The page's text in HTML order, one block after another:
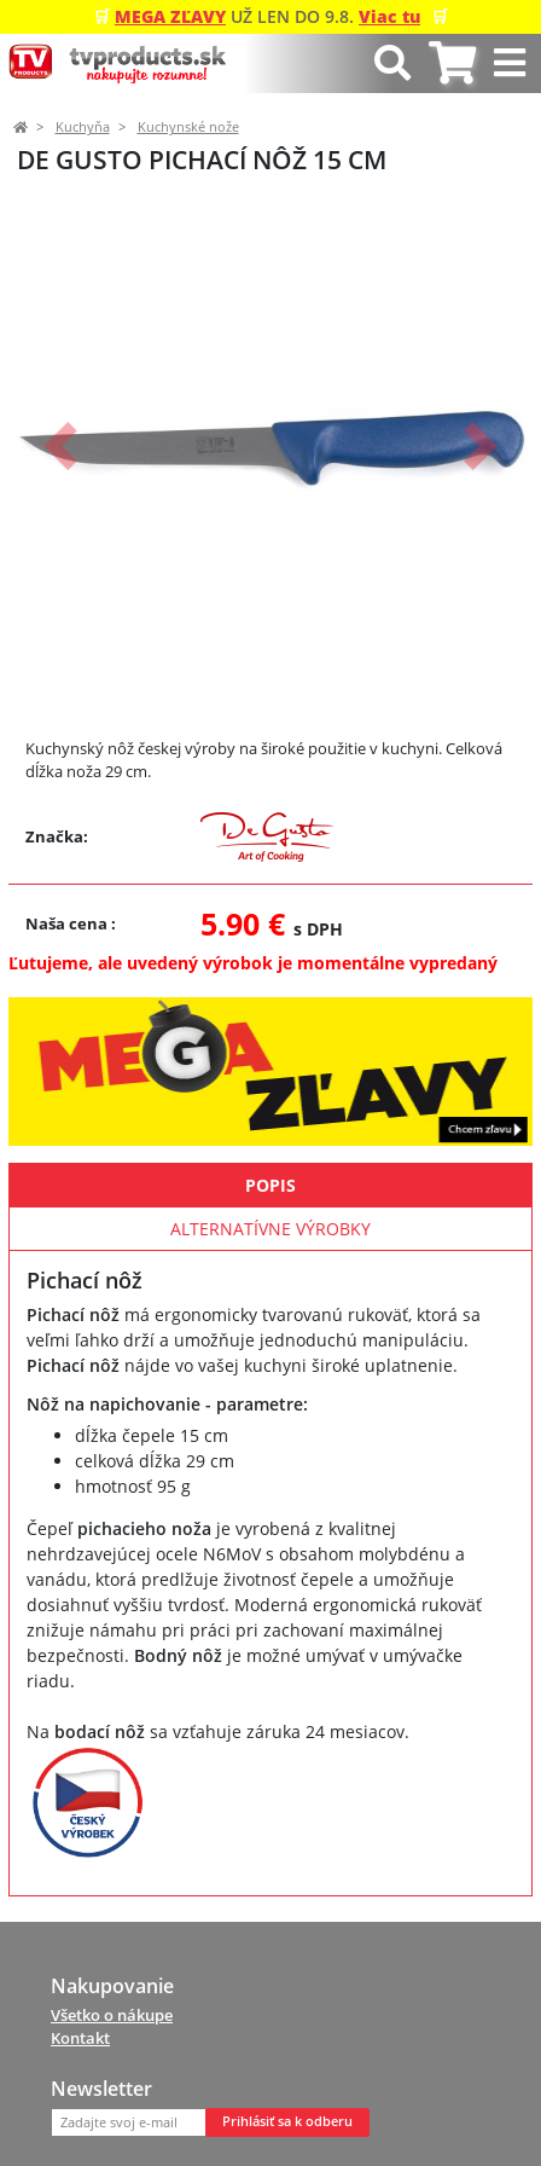
🛒 MEGA ZĽAVY UŽ LEN DO 9.8. Viac tu 🛒
Kuchyňa Kuchynské nože
DE GUSTO PICHACÍ NÔŽ 15 CM
Predchádzajúci Ďalší
Kuchynský nôž českej výroby na široké použitie v kuchyni. Celková
dĺžka noža 29 cm.
Značka:
Naša cena : 5.90 € s DPH
Ľutujeme, ale uvedený výrobok je momentálne vypredaný
POPIS
ALTERNATÍVNE VÝROBKY
Pichací nôž
Pichací nôž má ergonomicky tvarovanú rukoväť, ktorá sa
veľmi ľahko drží a umožňuje jednoduchú manipuláciu.
Pichací nôž nájde vo vašej kuchyni široké uplatnenie.
Nôž na napichovanie - parametre:
dĺžka čepele 15 cm
celková dĺžka 29 cm
hmotnosť 95 g
Čepeľ pichacieho noža je vyrobená z kvalitnej
nehrdzavejúcej ocele N6MoV s obsahom molybdénu a
vanádu, ktorá predlžuje životnosť čepele a umožňuje
dosiahnuť vyššiu tvrdosť. Moderná ergonomická rukoväť
znižuje námahu pri práci pri zachovaní maximálnej
bezpečnosti. Bodný nôž je možné umývať v umývačke
riadu.
Na bodací nôž sa vzťahuje záruka 24 mesiacov.
Nakupovanie
Všetko o nákupe
Kontakt
Newsletter
Prihlásiť sa k odberu